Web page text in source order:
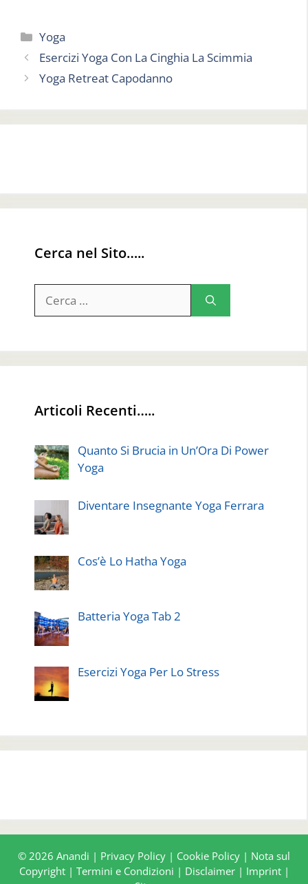
Categorie
Yoga
Esercizi Yoga Con La Cinghia La Scimmia
Yoga Retreat Capodanno
Cerca nel Sito…..
per:
Articoli Recenti…..
Quanto Si Brucia in Un’Ora Di Power
Yoga
Diventare Insegnante Yoga Ferrara
Cos’è Lo Hatha Yoga
Batteria Yoga Tab 2
Esercizi Yoga Per Lo Stress
© 2026 Anandi | Privacy Policy | Cookie Policy | Nota sul
Copyright| Termini e Condizioni | Disclaimer| Imprint|